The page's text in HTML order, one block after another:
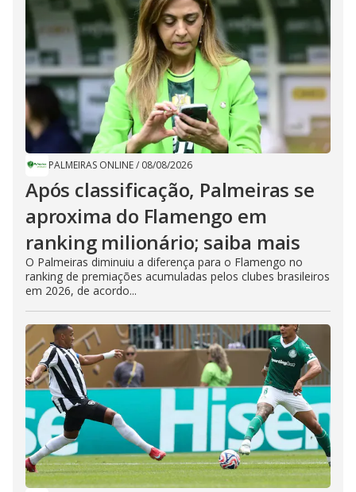
PALMEIRAS ONLINE/ 08/08/2026
Após classificação, Palmeiras se
aproxima do Flamengo em
ranking milionário; saiba mais
O Palmeiras diminuiu a diferença para o Flamengo no
ranking de premiações acumuladas pelos clubes brasileiros
em 2026, de acordo...